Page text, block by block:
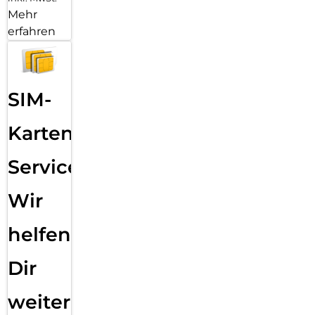
Mehr
erfahren
SIM-
Karten
Service:
Wir
helfen
Dir
weiter